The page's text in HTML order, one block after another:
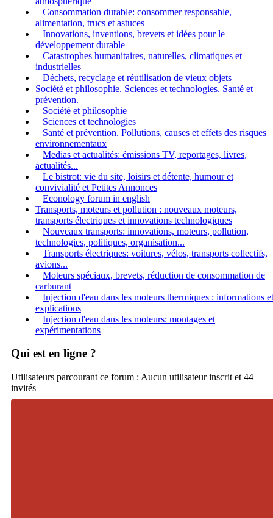
Consommation durable: consommer responsable,
alimentation, trucs et astuces
Innovations, inventions, brevets et idées pour le
développement durable
Catastrophes humanitaires, naturelles, climatiques et
industrielles
Déchets, recyclage et réutilisation de vieux objets
Société et philosophie. Sciences et technologies. Santé et
prévention.
Société et philosophie
Sciences et technologies
Santé et prévention. Pollutions, causes et effets des risques
environnementaux
Medias et actualités: émissions TV, reportages, livres,
actualités...
Le bistrot: vie du site, loisirs et détente, humour et
convivialité et Petites Annonces
Econology forum in english
Transports, moteurs et pollution : nouveaux moteurs,
transports électriques et innovations technologiques
Nouveaux transports: innovations, moteurs, pollution,
technologies, politiques, organisation...
Transports électriques: voitures, vélos, transports collectifs,
avions...
Moteurs spéciaux, brevets, réduction de consommation de
carburant
Injection d'eau dans les moteurs thermiques : informations et
explications
Injection d'eau dans les moteurs: montages et
expérimentations
Qui est en ligne ?
Utilisateurs parcourant ce forum : Aucun utilisateur inscrit et 44
invités